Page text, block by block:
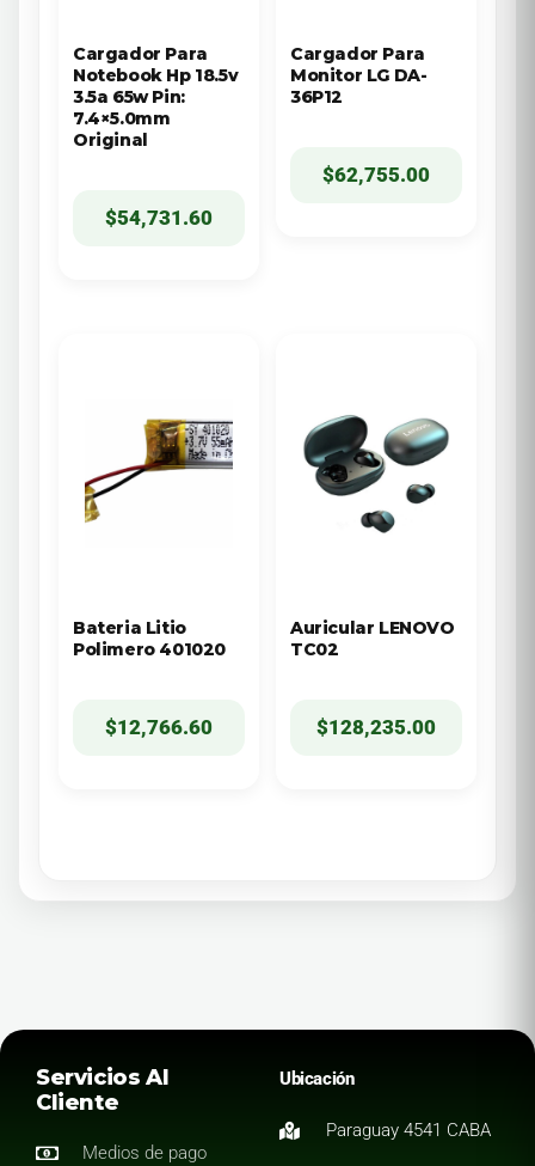
Cargador Para
Notebook Hp 18.5v
3.5a 65w Pin:
7.4×5.0mm
Original
$54,731.60
Cargador Para
Monitor LG DA-
36P12
$62,755.00
Bateria Litio
Polimero 401020
$12,766.60
Auricular LENOVO
TC02
$128,235.00
Servicios Al
Cliente
Medios de pago
Ubicación
Paraguay 4541 CABA